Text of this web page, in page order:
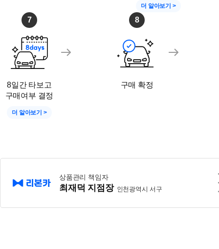
더 알아보기 >
7
8일간 타보고
구매여부 결정
더 알아보기 >
8
구매 확정
상품관리 책임자
최재덕 지점장 인천광역시 서구